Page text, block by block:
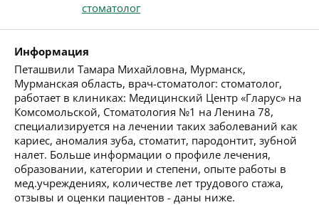
стоматолог
Информация
Петашвили Тамара Михайловна, Мурманск,
Мурманская область, врач-стоматолог: стоматолог,
работает в клиниках: Медицинский Центр «Гларус» на
Комсомольской, Стоматология №1 на Ленина 78,
специализируется на лечении таких заболеваний как
кариес, аномалия зуба, стоматит, пародонтит, зубной
налет. Больше информации о профиле лечения,
образовании, категории и степени, опыте работы в
мед.учреждениях, количестве лет трудового стажа,
отзывы и оценки пациентов - даны ниже.